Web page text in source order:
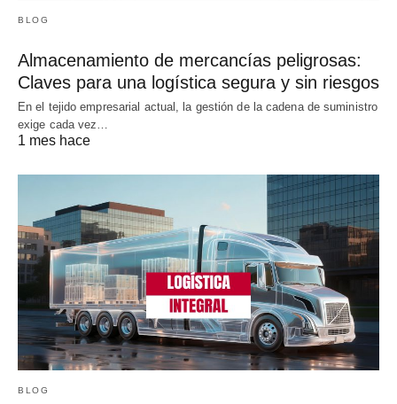
BLOG
Almacenamiento de mercancías peligrosas:
Claves para una logística segura y sin riesgos
En el tejido empresarial actual, la gestión de la cadena de suministro
exige cada vez…
1 mes hace
BLOG